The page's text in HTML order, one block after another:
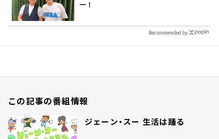
ー！
Recommended by
この記事の番組情報
ジェーン・スー 生活は踊る